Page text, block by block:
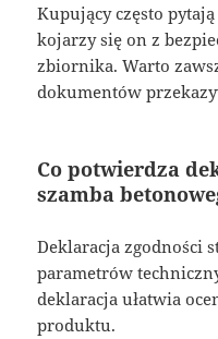
Kupujący często
kojarzy się on z
zbiornika. Warto
dokumentów
Co potwierdza
szamba
Deklaracja zgodności
parametrów
deklaracja ułatwia
produktu.